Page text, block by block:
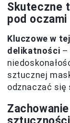
Skuteczne
pod oczami
Kluczowe w
delikatności –
sztucznej
odznaczać się